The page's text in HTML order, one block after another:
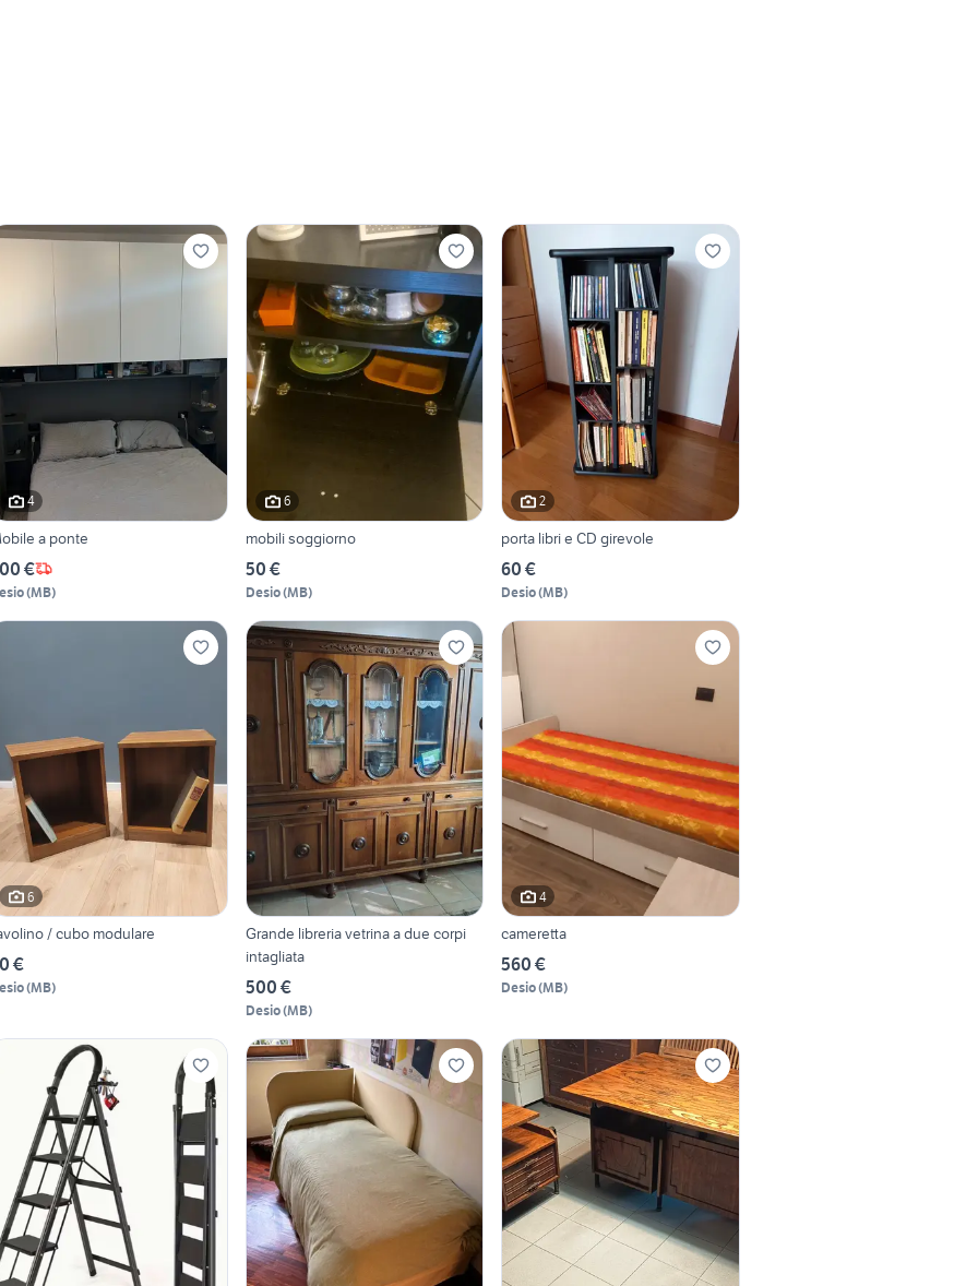
4
a ponte
€
(MB)
6
mobili soggiorno
50 €
Desio(MB)
2
porta libri e CD girevole
60 €
Desio(MB)
6
/ cubo modulare
€
(MB)
Grande libreria vetrina a due corpi
intagliata
500 €
Desio(MB)
4
cameretta
560 €
Desio(MB)